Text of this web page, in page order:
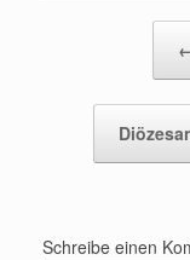
Schreibe einen